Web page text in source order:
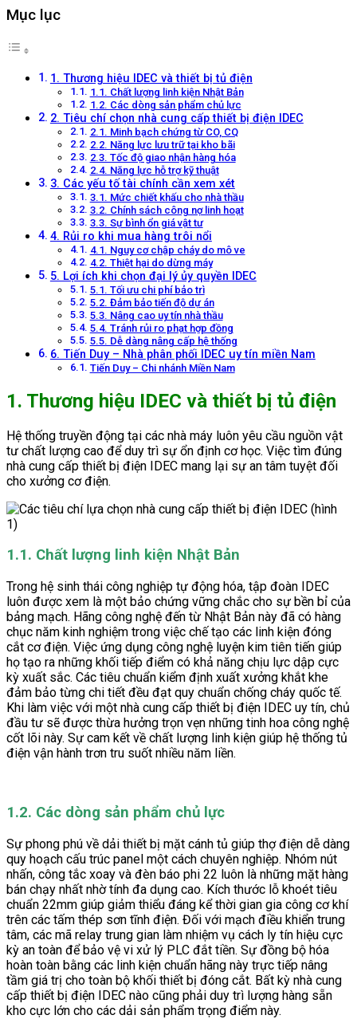
Mục lục
1. Thương hiệu IDEC và thiết bị tủ điện
1.1. Chất lượng linh kiện Nhật Bản
1.2. Các dòng sản phẩm chủ lực
2. Tiêu chí chọn nhà cung cấp thiết bị điện IDEC
2.1. Minh bạch chứng từ CO, CQ
2.2. Năng lực lưu trữ tại kho bãi
2.3. Tốc độ giao nhận hàng hóa
2.4. Năng lực hỗ trợ kỹ thuật
3. Các yếu tố tài chính cần xem xét
3.1. Mức chiết khấu cho nhà thầu
3.2. Chính sách công nợ linh hoạt
3.3. Sự bình ổn giá vật tư
4. Rủi ro khi mua hàng trôi nổi
4.1. Nguy cơ chập cháy do mô ve
4.2. Thiệt hại do dừng máy
5. Lợi ích khi chọn đại lý ủy quyền IDEC
5.1. Tối ưu chi phí bảo trì
5.2. Đảm bảo tiến độ dự án
5.3. Nâng cao uy tín nhà thầu
5.4. Tránh rủi ro phạt hợp đồng
5.5. Dễ dàng nâng cấp hệ thống
6. Tiến Duy – Nhà phân phối IDEC uy tín miền Nam
Tiến Duy – Chi nhánh Miền Nam
1. Thương hiệu IDEC và thiết bị tủ điện
Hệ thống truyền động tại các nhà máy luôn yêu cầu nguồn vật
tư chất lượng cao để duy trì sự ổn định cơ học. Việc tìm đúng
nhà cung cấp thiết bị điện IDEC mang lại sự an tâm tuyệt đối
cho xưởng cơ điện.
1.1. Chất lượng linh kiện Nhật Bản
Trong hệ sinh thái công nghiệp tự động hóa, tập đoàn IDEC
luôn được xem là một bảo chứng vững chắc cho sự bền bỉ của
bảng mạch. Hãng công nghệ đến từ Nhật Bản này đã có hàng
chục năm kinh nghiệm trong việc chế tạo các linh kiện đóng
cắt cơ điện. Việc ứng dụng công nghệ luyện kim tiên tiến giúp
họ tạo ra những khối tiếp điểm có khả năng chịu lực dập cực
kỳ xuất sắc. Các tiêu chuẩn kiểm định xuất xưởng khắt khe
đảm bảo từng chi tiết đều đạt quy chuẩn chống cháy quốc tế.
Khi làm việc với một nhà cung cấp thiết bị điện IDEC uy tín, chủ
đầu tư sẽ được thừa hưởng trọn vẹn những tinh hoa công nghệ
cốt lõi này. Sự cam kết về chất lượng linh kiện giúp hệ thống tủ
điện vận hành trơn tru suốt nhiều năm liền.
1.2. Các dòng sản phẩm chủ lực
Sự phong phú về dải thiết bị mặt cánh tủ giúp thợ điện dễ dàng
quy hoạch cấu trúc panel một cách chuyên nghiệp. Nhóm nút
nhấn, công tắc xoay và đèn báo phi 22 luôn là những mặt hàng
bán chạy nhất nhờ tính đa dụng cao. Kích thước lỗ khoét tiêu
chuẩn 22mm giúp giảm thiểu đáng kể thời gian gia công cơ khí
trên các tấm thép sơn tĩnh điện. Đối với mạch điều khiển trung
tâm, các mã relay trung gian làm nhiệm vụ cách ly tín hiệu cực
kỳ an toàn để bảo vệ vi xử lý PLC đắt tiền. Sự đồng bộ hóa
hoàn toàn bằng các linh kiện chuẩn hãng này trực tiếp nâng
tầm giá trị cho toàn bộ khối thiết bị đóng cắt. Bất kỳ nhà cung
cấp thiết bị điện IDEC nào cũng phải duy trì lượng hàng sẵn
kho cực lớn cho các dải sản phẩm trọng điểm này.